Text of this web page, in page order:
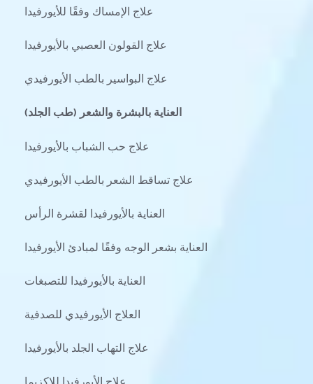
علاج الإمساك وفقًا للأيورفيدا
علاج القولون العصبي بالأيورفيدا
علاج البواسير بالطب الأيورفيدي
العناية بالبشرة والشعر (طب الجلد)
علاج حب الشباب بالأيورفيدا
علاج تساقط الشعر بالطب الأيورفيدي
العناية بالأيورفيدا لقشرة الرأس
العناية بشعر الوجه وفقًا لمبادئ الأيورفيدا
العناية بالأيورفيدا للتصبغات
العلاج الأيورفيدي للصدفية
علاج التهاب الجلد بالأيورفيدا